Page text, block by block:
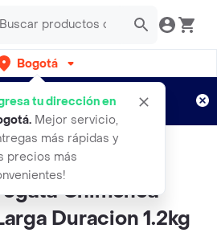
Bogotá
tu dirección en
. Mejor servicio,
más rápidas y
precios más
por semanas
Aplican TyC
Madera
Chimenea
Duracion 1.2kg